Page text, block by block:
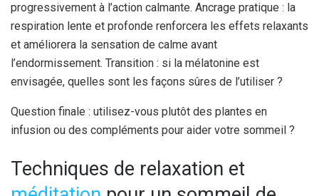
progressivement à l’action calmante. Ancrage pratique : la
respiration lente et profonde renforcera les effets relaxants
et améliorera la sensation de calme avant
l’endormissement. Transition : si la mélatonine est
envisagée, quelles sont les façons sûres de l’utiliser ?
Question finale : utilisez-vous plutôt des plantes en
infusion ou des compléments pour aider votre sommeil ?
Techniques de relaxation et